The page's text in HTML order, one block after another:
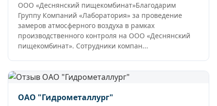
ООО «Деснянский пищекомбинат»Благодарим
Группу Компаний «Лаборатория» за проведение
замеров атмосферного воздуха в рамках
производственного контроля на ООО «Деснянский
пищекомбинат». Сотрудники компан...
ОАО "Гидрометаллург"